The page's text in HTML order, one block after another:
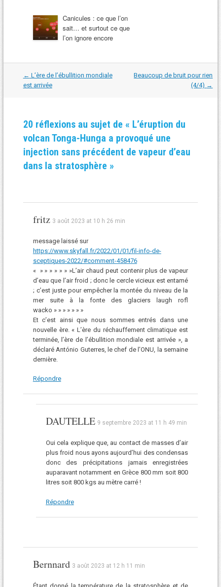
Canicules : ce que l’on
sait… et surtout ce que
l’on ignore encore
Navigation
dans
les
← L’ère de l’ébullition mondiale
est arrivée
Beaucoup de bruit pour rien
(4/4) →
20 réflexions au sujet de « L’éruption du
volcan Tonga-Hunga a provoqué une
injection sans précédent de vapeur d’eau
dans la stratosphère »
fritz 3 août 2023 at 10 h 26 min
message laissé sur
https://www.skyfall.fr/2022/01/01/fil-info-de-
sceptiques-2022/#comment-458476
« » » » » » » »L’air chaud peut contenir plus de vapeur
d’eau que l’air froid ; donc le cercle vicieux est entamé
; c’est juste pour empêcher la montée du niveau de la
mer suite à la fonte des glaciers laugh rofl
wacko » » » » » » »
Et c’est ainsi que nous sommes entrés dans une
nouvelle ère. « L’ère du réchauffement climatique est
terminée, l’ère de l’ébullition mondiale est arrivée », a
déclaré António Guterres, le chef de l’ONU, la semaine
dernière.
Répondre
DAUTELLE 9 septembre 2023 at 11 h 49 min
Oui cela explique que, au contact de masses d’air
plus froid nous ayons aujourd’hui des condensas
donc des précipitations jamais enregistrées
auparavant notamment en Grèce 800 mm soit 800
litres soit 800 kgs au mètre carré !
Répondre
Bernnard 3 août 2023 at 12 h 11 min